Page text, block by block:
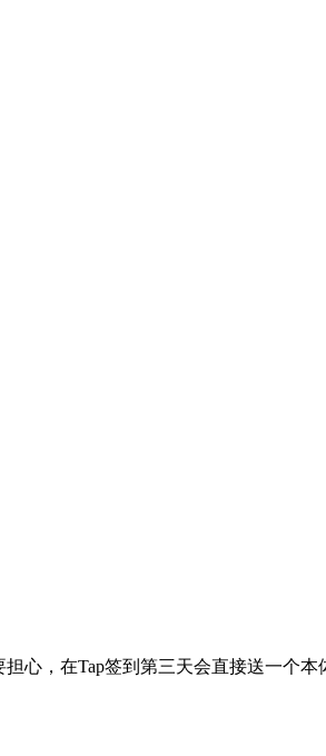
担心，在Tap签到第三天会直接送一个本